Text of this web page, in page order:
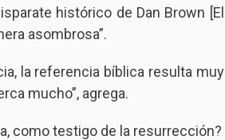
histórico de Dan Brown [El
asombrosa”.
la referencia bíblica resulta muy
mucho”, agrega.
como testigo de la resurrección?